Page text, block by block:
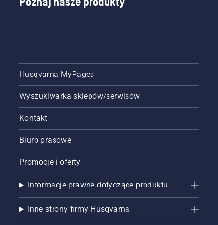
Husqvarna MyPages
Wyszukiwarka sklepów/serwisów
Kontakt
Biuro prasowe
Promocje i oferty
Informacje prawne dotyczące produktu
Inne strony firmy Husqvarna